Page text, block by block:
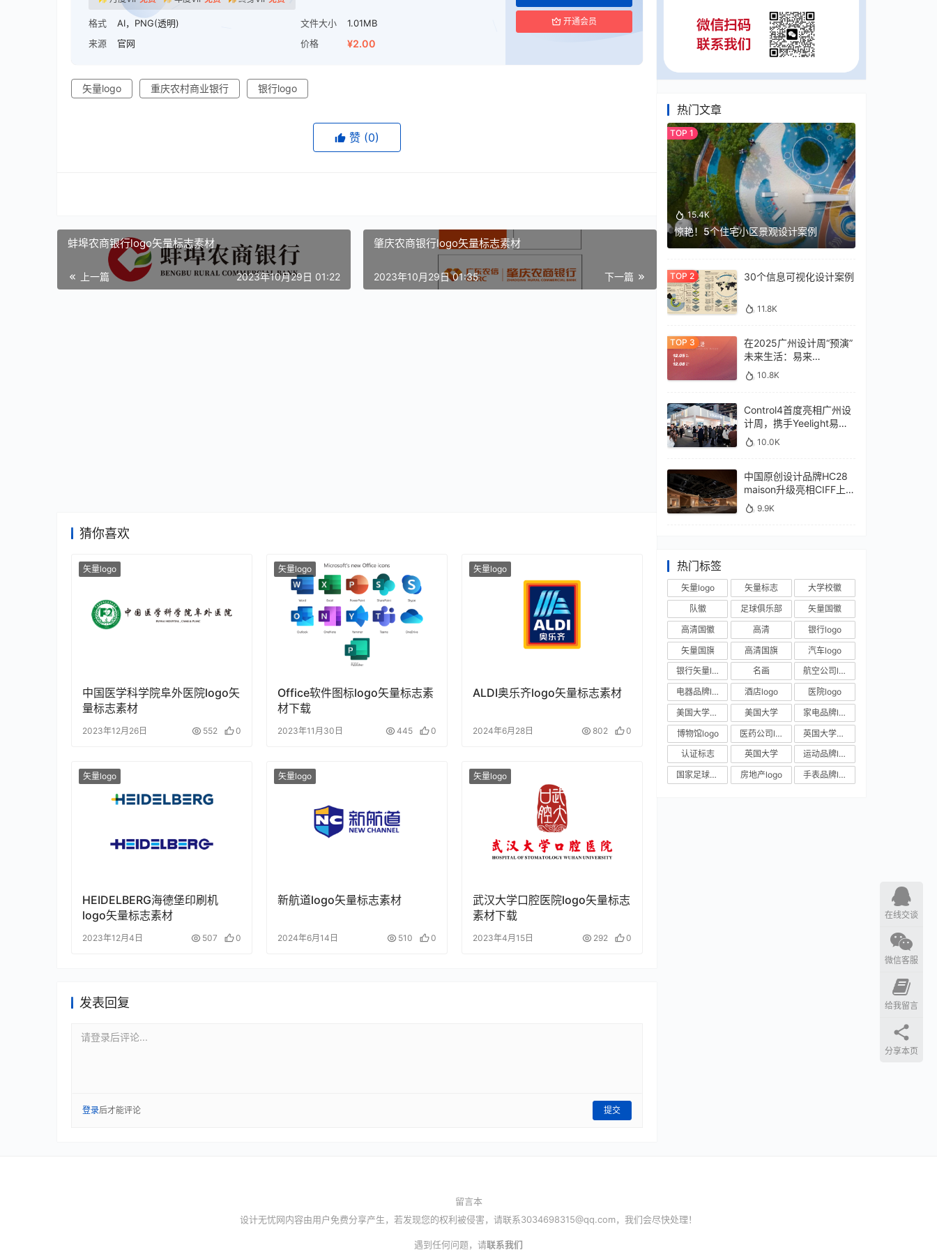
格式 AI，PNG(透明) 文件大小
1.01MB
来源
官网 价格 ¥2.00
开通会员
矢量logo 重庆农村商业银行 银行logo
赞 (0)
蚌埠农商银行logo矢量标志素材
上一篇 2023年10月29日 01:22
肇庆农商银行logo矢量标志素材
下一篇
2023年10月29日 01:35
猜你喜欢
矢量logo
中国医学科学院阜外医院logo矢
量标志素材
2023年12月26日 552 0
矢量logo
Office软件图标logo矢量标志素
材下载
2023年11月30日 445 0
矢量logo
ALDI奥乐齐logo矢量标志素材
2024年6月28日 802 0
矢量logo
HEIDELBERG海德堡印刷机
logo矢量标志素材
2023年12月4日 507 0
矢量logo
新航道logo矢量标志素材
2024年6月14日 510 0
矢量logo
武汉大学口腔医院logo矢量标志
素材下载
2023年4月15日 292 0
发表回复
请登录后评论...
登录后才能评论 提交
热门文章
15.4K
惊艳！5个住宅小区景观设计案例
30个信息可视化设计案例
11.8K
在2025广州设计周“预演”
未来生活：易来
xControl4展位待您亲鉴
10.8K
Control4首度亮相广州设
计周，携手Yeelight易来
深化本土战略
10.0K
中国原创设计品牌HC28
maison升级亮相CIFF上
海，汇聚设计巨擘
9.9K
热门标签
矢量logo 矢量标志
大学校徽
队徽
足球俱乐部
矢量国徽
高清国徽
高清
银行logo
矢量国旗
高清国旗
汽车logo
银行矢量logo
名画
航空公司logo
电器品牌logo
酒店logo
医院logo
美国大学校徽
美国大学
家电品牌logo
博物馆logo
医药公司logo
英国大学校徽
认证标志
英国大学
运动品牌logo
国家足球队队徽
房地产logo 手表品牌logo
留言本
设计无忧网内容由用户免费分享产生，若发现您的权利被侵害，请联系3034698315@qq.com，我们会尽快处理！
遇到任何问题，请联系我们
在线交谈
微信客服
给我留言
分享本页